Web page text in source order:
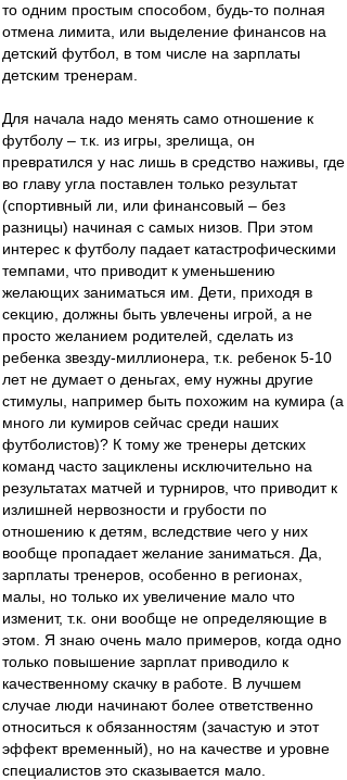
то одним простым способом, будь-то полная
отмена лимита, или выделение финансов на
детский футбол, в том числе на зарплаты
детским тренерам.
Для начала надо менять само отношение к
футболу – т.к. из игры, зрелища, он
превратился у нас лишь в средство наживы, где
во главу угла поставлен только результат
(спортивный ли, или финансовый – без
разницы) начиная с самых низов. При этом
интерес к футболу падает катастрофическими
темпами, что приводит к уменьшению
желающих заниматься им. Дети, приходя в
секцию, должны быть увлечены игрой, а не
просто желанием родителей, сделать из
ребенка звезду-миллионера, т.к. ребенок 5-10
лет не думает о деньгах, ему нужны другие
стимулы, например быть похожим на кумира (а
много ли кумиров сейчас среди наших
футболистов)? К тому же тренеры детских
команд часто зациклены исключительно на
результатах матчей и турниров, что приводит к
излишней нервозности и грубости по
отношению к детям, вследствие чего у них
вообще пропадает желание заниматься. Да,
зарплаты тренеров, особенно в регионах,
малы, но только их увеличение мало что
изменит, т.к. они вообще не определяющие в
этом. Я знаю очень мало примеров, когда одно
только повышение зарплат приводило к
качественному скачку в работе. В лучшем
случае люди начинают более ответственно
относиться к обязанностям (зачастую и этот
эффект временный), но на качестве и уровне
специалистов это сказывается мало.